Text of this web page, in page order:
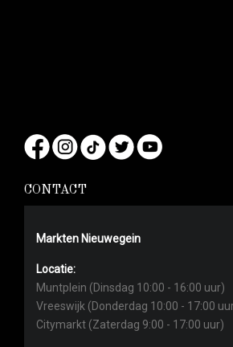
CONTACT
Markten Nieuwegein
Locatie:
Muntplein (Dinsdag 10:00 - 16:00 uur)
Vreeswijk (Donderdag 10:00 - 17:00
Citymarkt (Zaterdag 9:00 - 17:00 uur)